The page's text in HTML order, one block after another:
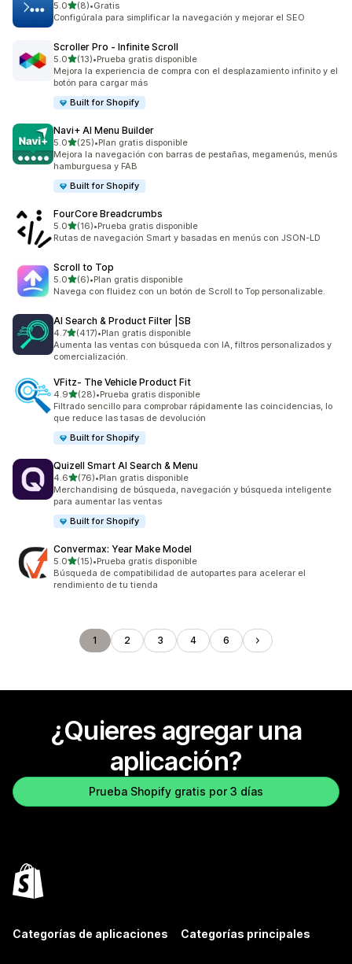
5.0de 5 estrellas
(8)
8 reseñas en total
•Gratis
Configúrala para simplificar la navegación y mejorar el SEO
Scroller Pro ‑ Infinite Scroll
5.0de 5 estrellas
(13)
13 reseñas en total
•Prueba gratis disponible
Mejora la experiencia de compra con el desplazamiento infinito y el
botón para cargar más
Built for Shopify
Navi+ AI Menu Builder
5.0de 5 estrellas
(25)
25 reseñas en total
•Plan gratis disponible
Mejora la navegación con barras de pestañas, megamenús, menús
hamburguesa y FAB
Built for Shopify
FourCore Breadcrumbs
5.0de 5 estrellas
(16)
16 reseñas en total
•Prueba gratis disponible
Rutas de navegación Smart y basadas en menús con JSON-LD
Scroll to Top
5.0de 5 estrellas
(6)
6 reseñas en total
•Plan gratis disponible
Navega con fluidez con un botón de Scroll to Top personalizable.
AI Search & Product Filter |SB
4.7de 5 estrellas
(417)
417 reseñas en total
•Plan gratis disponible
Aumenta las ventas con búsqueda con IA, filtros personalizados y
comercialización.
VFitz‑ The Vehicle Product Fit
4.9de 5 estrellas
(28)
28 reseñas en total
•Prueba gratis disponible
Filtrado sencillo para comprobar rápidamente las coincidencias, lo
que reduce las tasas de devolución
Built for Shopify
Quizell Smart AI Search & Menu
4.6de 5 estrellas
(76)
76 reseñas en total
•Plan gratis disponible
Merchandising de búsqueda, navegación y búsqueda inteligente
para aumentar las ventas
Built for Shopify
Convermax: Year Make Model
5.0de 5 estrellas
(15)
15 reseñas en total
•Prueba gratis disponible
Búsqueda de compatibilidad de autopartes para acelerar el
rendimiento de tu tienda
1 2 3 4 6
¿Quieres agregar una
aplicación?
Prueba Shopify gratis por 3 días
Categorías de aplicaciones Categorías principales